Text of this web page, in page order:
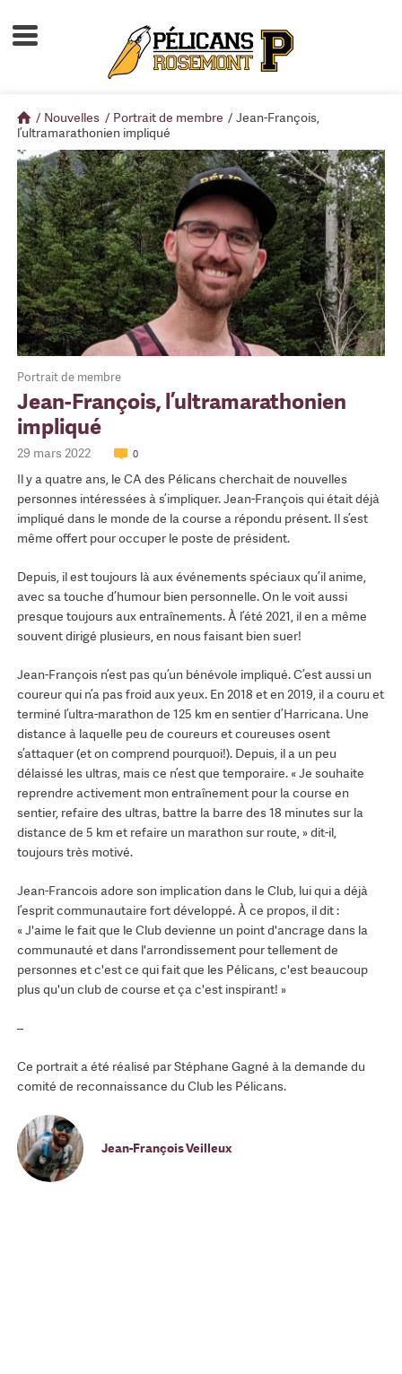
Accueil
Calendrier d'activités
Boutique
Devenir membre
/ Nouvelles / Portrait de membre / Jean-François,
l’ultramarathonien impliqué
Portrait de membre
Jean-François, l’ultramarathonien
impliqué
29 mars 2022 0
Il y a quatre ans, le CA des Pélicans cherchait de nouvelles
personnes intéressées à s’impliquer. Jean-François qui était déjà
impliqué dans le monde de la course a répondu présent. Il s’est
même offert pour occuper le poste de président.
Depuis, il est toujours là aux événements spéciaux qu’il anime,
avec sa touche d’humour bien personnelle. On le voit aussi
presque toujours aux entraînements. À l’été 2021, il en a même
souvent dirigé plusieurs, en nous faisant bien suer!
Jean-François n’est pas qu’un bénévole impliqué. C’est aussi un
coureur qui n’a pas froid aux yeux. En 2018 et en 2019, il a couru et
terminé l’ultra-marathon de 125 km en sentier d’Harricana. Une
distance à laquelle peu de coureurs et coureuses osent
s’attaquer (et on comprend pourquoi!). Depuis, il a un peu
délaissé les ultras, mais ce n’est que temporaire. « Je souhaite
reprendre activement mon entraînement pour la course en
sentier, refaire des ultras, battre la barre des 18 minutes sur la
distance de 5 km et refaire un marathon sur route, » dit-il,
toujours très motivé.
Jean-Francois adore son implication dans le Club, lui qui a déjà
l’esprit communautaire fort développé. À ce propos, il dit :
« J'aime le fait que le Club devienne un point d'ancrage dans la
communauté et dans l'arrondissement pour tellement de
personnes et c'est ce qui fait que les Pélicans, c'est beaucoup
plus qu'un club de course et ça c'est inspirant! »
–
Ce portrait a été réalisé par Stéphane Gagné à la demande du
comité de reconnaissance du Club les Pélicans.
Jean-François Veilleux